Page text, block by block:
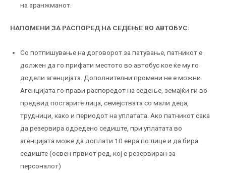
на аранжманот.
НАПОМЕНИ ЗА РАСПОРЕД НА СЕДЕЊЕ ВО АВТОБУС:
Со потпишување на договорот за патување, патникот е
должен да го прифати местото во автобус кое ќе му го
додели агенцијата. Дополнителни промени не е можни.
Агенцијата го прави распоредот на седење, земајќи ги во
предвид постарите лица, семејствата со мали деца,
трудници, како и периодот на уплатата. Ако патникот сака
да резервира одредено седиште, при уплатата во
агенцијата може да доплати 10 евра по лице и да бира
седиште (освен првиот ред, кој е резервиран за
персоналот)